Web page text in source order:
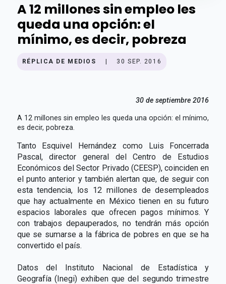
A 12 millones sin empleo les
queda una opción: el
mínimo, es decir, pobreza
RÉPLICA DE MEDIOS 30 SEP. 2016
30 de septiembre 2016
A 12 millones sin empleo les queda una opción: el mínimo,
es decir, pobreza.
Tanto Esquivel Hernández como Luis Foncerrada
Pascal, director general del Centro de Estudios
Económicos del Sector Privado (CEESP), coinciden en
el punto anterior y también alertan que, de seguir con
esta tendencia, los 12 millones de desempleados
que hay actualmente en México tienen en su futuro
espacios laborales que ofrecen pagos mínimos. Y
con trabajos depauperados, no tendrán más opción
que se sumarse a la fábrica de pobres en que se ha
convertido el país.
Datos del Instituto Nacional de Estadística y
Geografía (Inegi) exhiben que del segundo trimestre